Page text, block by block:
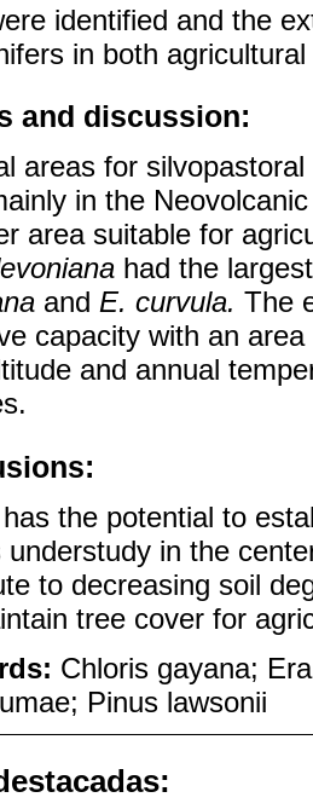
identified and the
in both
and discussion:
areas for
in the
area suitable for
had the
and E. curvula. The
capacity with an
and annual
the potential to
understudy in the
to decreasing soil
tree cover for
Chloris gayana;
Pinus lawsonii